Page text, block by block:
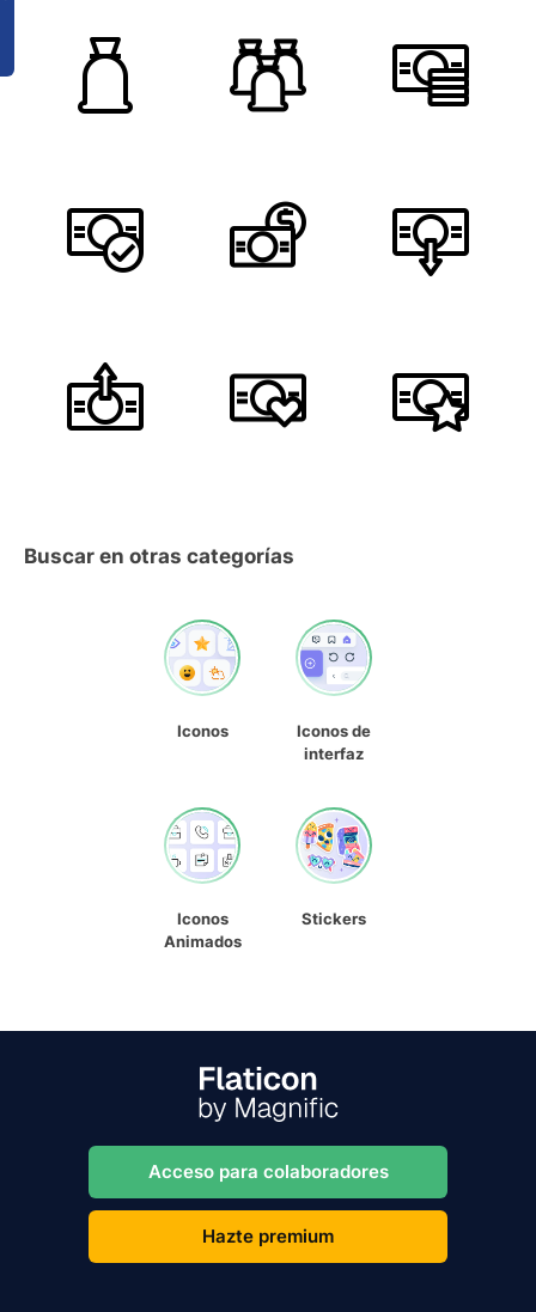
Buscar en otras categorías
Iconos
Iconos de
interfaz
Iconos
Animados
Stickers
Acceso para colaboradores
Hazte premium